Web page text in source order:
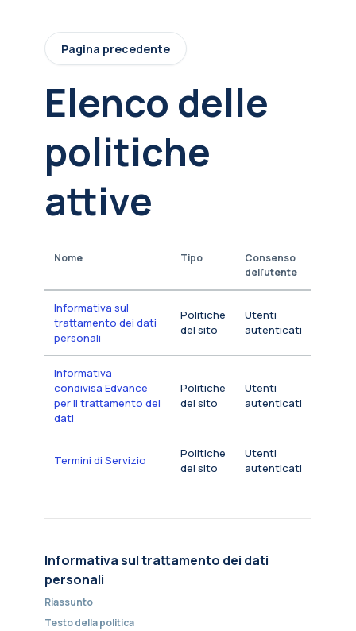
Pagina precedente
Elenco delle
politiche
attive
Nome Tipo
Consenso
dell'utente
Informativa sul
trattamento dei dati
personali
Politiche
del sito
Utenti
autenticati
Informativa
condivisa Edvance
per il trattamento dei
dati
Politiche
del sito
Utenti
autenticati
Termini di Servizio
Politiche
del sito
Utenti
autenticati
Informativa sul trattamento dei dati
personali
Riassunto
Testo della politica